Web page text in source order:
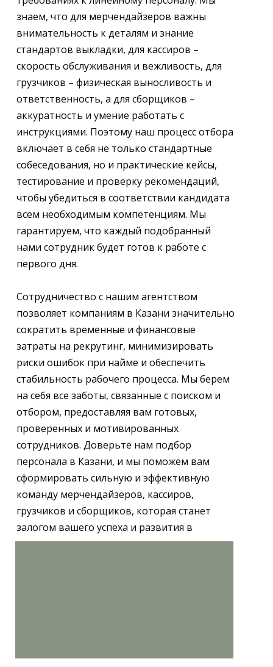
знаем, что для мерчендайзеров важны
внимательность к деталям и знание
стандартов выкладки, для кассиров –
скорость обслуживания и вежливость, для
грузчиков – физическая выносливость и
ответственность, а для сборщиков –
аккуратность и умение работать с
инструкциями. Поэтому наш процесс отбора
включает в себя не только стандартные
собеседования, но и практические кейсы,
тестирование и проверку рекомендаций,
чтобы убедиться в соответствии кандидата
всем необходимым компетенциям. Мы
гарантируем, что каждый подобранный
нами сотрудник будет готов к работе с
первого дня.
Сотрудничество с нашим агентством
позволяет компаниям в Казани значительно
сократить временные и финансовые
затраты на рекрутинг, минимизировать
риски ошибок при найме и обеспечить
стабильность рабочего процесса. Мы берем
на себя все заботы, связанные с поиском и
отбором, предоставляя вам готовых,
проверенных и мотивированных
сотрудников. Доверьте нам подбор
персонала в Казани, и мы поможем вам
сформировать сильную и эффективную
команду мерчендайзеров, кассиров,
грузчиков и сборщиков, которая станет
залогом вашего успеха и развития в
регионе.